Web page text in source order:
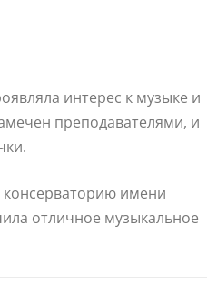
интерес к музыке и
преподавателями, и
консерваторию имени
отличное музыкальное